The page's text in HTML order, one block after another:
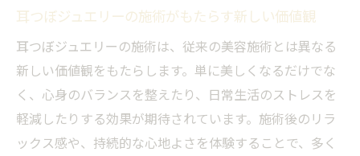
ツ
資格取得後の耳つぼジュエリー活用事例
耳つぼジュエリーで新たなキャリアを築く
方法
日常に取り入れやすい耳つぼジュエリーの選び
方
耳つぼジュエリーの施術がもたらす新しい価値観
耳つぼジュエリーの施術は、従来の美容施術とは異なる
新しい価値観をもたらします。単に美しくなるだけでな
く、心身のバランスを整えたり、日常生活のストレスを
軽減したりする効果が期待されています。施術後のリラ
ックス感や、持続的な心地よさを体験することで、多く